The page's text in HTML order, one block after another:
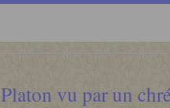
Platon vu par un